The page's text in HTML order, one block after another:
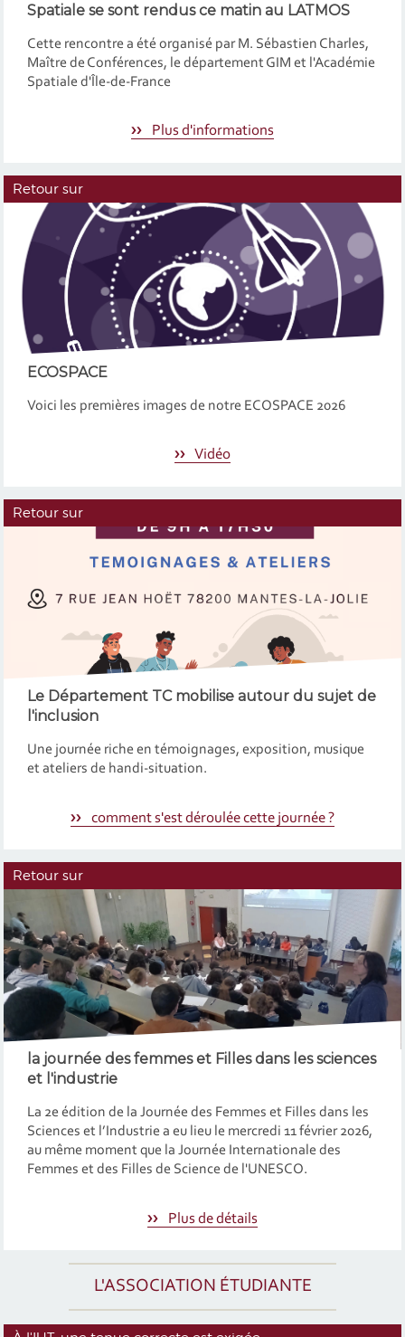
Spatiale se sont rendus ce matin au LATMOS
Cette rencontre a été organisé par M. Sébastien Charles,
Maître de Conférences, le département GIM et l'Académie
Spatiale d'Île-de-France
Plus d'informations
Retour sur
ECOSPACE
Voici les premières images de notre ECOSPACE 2026
Vidéo
Retour sur
Le Département TC mobilise autour du sujet de
l'inclusion
Une journée riche en témoignages, exposition, musique
et ateliers de handi-situation.
comment s'est déroulée cette journée ?
Retour sur
la journée des femmes et Filles dans les sciences
et l'industrie
La 2e édition de la Journée des Femmes et Filles dans les
Sciences et l’Industrie a eu lieu le mercredi 11 février 2026,
au même moment que la Journée Internationale des
Femmes et des Filles de Science de l'UNESCO.
Plus de détails
L'ASSOCIATION ÉTUDIANTE